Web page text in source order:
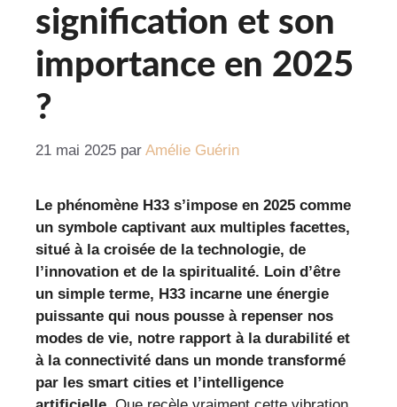
signification et son
importance en 2025
?
21 mai 2025 par Amélie Guérin
Le phénomène H33 s’impose en 2025 comme
un symbole captivant aux multiples facettes,
situé à la croisée de la technologie, de
l’innovation et de la spiritualité. Loin d’être
un simple terme, H33 incarne une énergie
puissante qui nous pousse à repenser nos
modes de vie, notre rapport à la durabilité et
à la connectivité dans un monde transformé
par les smart cities et l’intelligence